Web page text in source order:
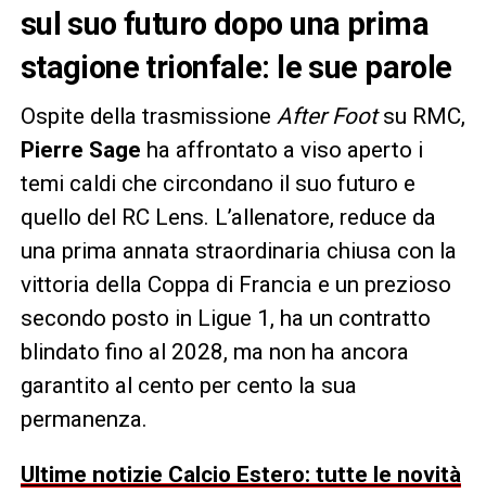
sul suo futuro dopo una prima
stagione trionfale: le sue parole
Ospite della trasmissione After Footsu RMC,
Pierre Sage ha affrontato a viso aperto i
temi caldi che circondano il suo futuro e
quello del RC Lens. L’allenatore, reduce da
una prima annata straordinaria chiusa con la
vittoria della Coppa di Francia e un prezioso
secondo posto in Ligue 1, ha un contratto
blindato fino al 2028, ma non ha ancora
garantito al cento per cento la sua
permanenza.
Ultime notizie Calcio Estero: tutte le novità